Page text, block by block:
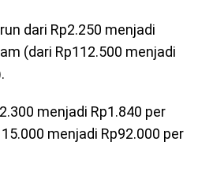
dari Rp2.250 menjadi
(dari Rp112.500 menjadi
menjadi Rp1.840 per
menjadi Rp92.000 per